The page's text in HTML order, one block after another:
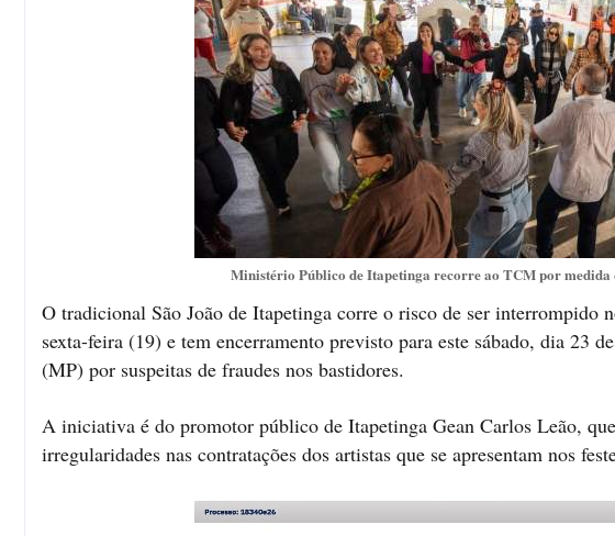
Ministério Público de Itapetinga recorre ao TCM por medida
O tradicional São João de Itapetinga corre o risco de ser interrompido
sexta-feira (19) e tem encerramento previsto para este sábado, dia 23
(MP) por suspeitas de fraudes nos bastidores.
A iniciativa é do promotor público de Itapetinga Gean Carlos Leão,
irregularidades nas contratações dos artistas que se apresentam nos